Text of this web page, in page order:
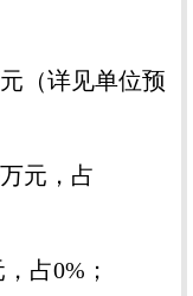
（详见单位预
元，占
占0%；